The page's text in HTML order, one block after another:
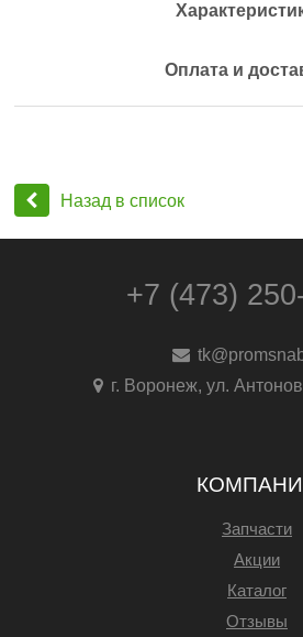
Оплата и
Назад в список
+7 (473)
г. Воронеж, ул.
Запчасти
Акции
Каталог
Отзывы